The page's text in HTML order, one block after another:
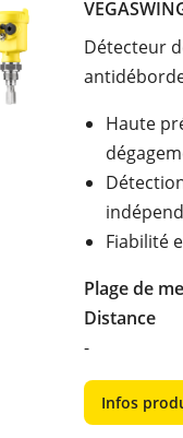
Détecteur
Haute
Fiabilité
Plage de
Distance
-
Infos